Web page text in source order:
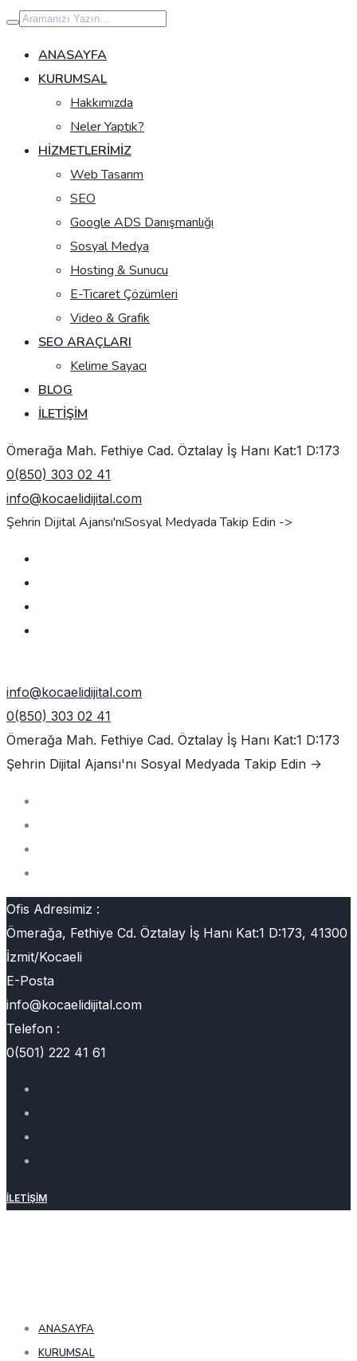
İçeriğe
geç
ANASAYFA
KURUMSAL
Hakkımızda
Neler Yaptık?
HIZMETLERIMIZ
Web Tasarım
SEO
Google ADS Danışmanlığı
Sosyal Medya
Hosting & Sunucu
E-Ticaret Çözümleri
Video & Grafik
SEO ARAÇLARI
Kelime Sayacı
BLOG
İLETIŞIM
Ömerağa Mah. Fethiye Cad. Öztalay İş Hanı Kat:1 D:173
0(850) 303 02 41
info@kocaelidijital.com
Şehrin Dijital Ajansı'nıSosyal Medyada Takip Edin ->
info@kocaelidijital.com
0(850) 303 02 41
Ömerağa Mah. Fethiye Cad. Öztalay İş Hanı Kat:1 D:173
Şehrin Dijital Ajansı'nı Sosyal Medyada Takip Edin ->
Ofis Adresimiz :
Ömerağa, Fethiye Cd. Öztalay İş Hanı Kat:1 D:173, 41300
İzmit/Kocaeli
E-Posta
info@kocaelidijital.com
Telefon :
0(501) 222 41 61
İLETIŞIM
ANASAYFA
KURUMSAL